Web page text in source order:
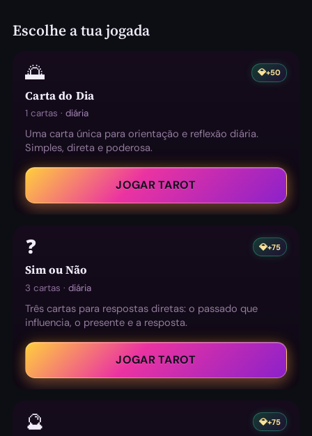
Escolhe a tua jogada
🌅 💎+50
Carta do Dia
1 cartas ·diária
Uma carta única para orientação e reflexão diária.
Simples, direta e poderosa.
JOGAR TAROT
❓ 💎+75
Sim ou Não
3 cartas ·diária
Três cartas para respostas diretas: o passado que
influencia, o presente e a resposta.
JOGAR TAROT
🔮 💎+75